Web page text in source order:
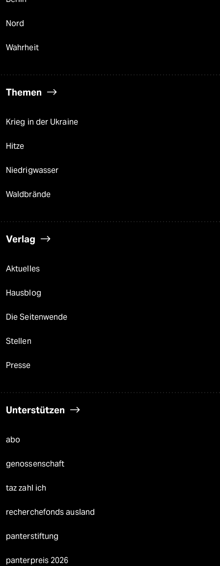
Nord
Wahrheit
Themen
Krieg in der Ukraine
Hitze
Niedrigwasser
Waldbrände
Verlag
Aktuelles
Hausblog
Die Seitenwende
Stellen
Presse
Unterstützen
abo
genossenschaft
taz zahl ich
recherchefonds ausland
panterstiftung
panterpreis 2026